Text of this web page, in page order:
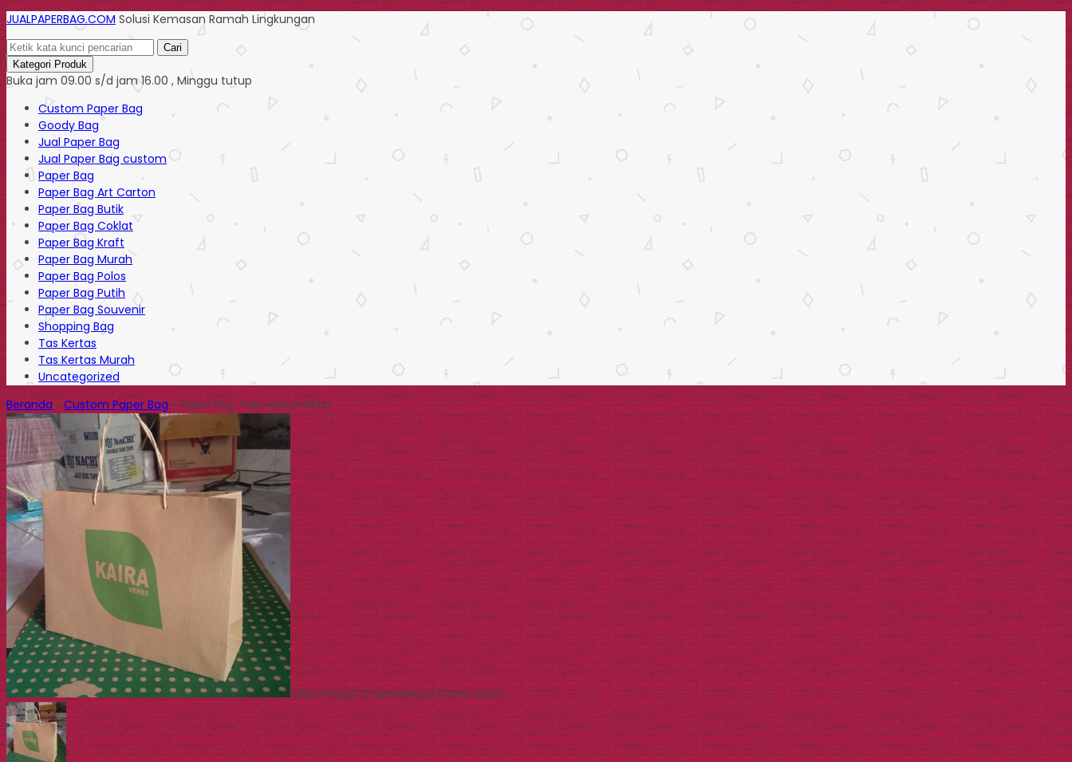
JUALPAPERBAG.COM Solusi Kemasan Ramah Lingkungan
Cari
Kategori Produk
Buka jam 09.00 s/d jam 16.00 , Minggu tutup
Custom Paper Bag
Goody Bag
Jual Paper Bag
Jual Paper Bag custom
Paper Bag
Paper Bag Art Carton
Paper Bag Butik
Paper Bag Coklat
Paper Bag Kraft
Paper Bag Murah
Paper Bag Polos
Paper Bag Putih
Paper Bag Souvenir
Shopping Bag
Tas Kertas
Tas Kertas Murah
Uncategorized
Beranda»Custom Paper Bag»Paper Bag Toko Kecantikan
click image to preview activate zoom